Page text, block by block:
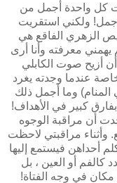
كل واحدة أجمل من
ولكني استقريت
الزهري الفاقع هي
معرفته وأنا أرى
أزيح صوت الكابلي
عندما وجدته يغرد
المنام) وما أجمل ذلك
كبير في الأهداف!
أن مراقبة الوجوه
وأثناء مراقبتي لاحظت
أحداهن فيستمع إليها
كالفم أو العين ، بل
في وجه الفتاة!